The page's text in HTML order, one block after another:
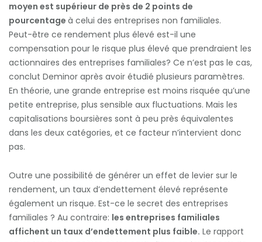
moyen est supérieur de près de 2 points de
pourcentage à celui des entreprises non familiales.
Peut-être ce rendement plus élevé est-il une
compensation pour le risque plus élevé que prendraient les
actionnaires des entreprises familiales? Ce n’est pas le cas,
conclut Deminor après avoir étudié plusieurs paramètres.
En théorie, une grande entreprise est moins risquée qu’une
petite entreprise, plus sensible aux fluctuations. Mais les
capitalisations boursières sont à peu près équivalentes
dans les deux catégories, et ce facteur n’intervient donc
pas.
Outre une possibilité de générer un effet de levier sur le
rendement, un taux d’endettement élevé représente
également un risque. Est-ce le secret des entreprises
familiales ? Au contraire: les entreprises familiales
affichent un taux d’endettement plus faible. Le rapport